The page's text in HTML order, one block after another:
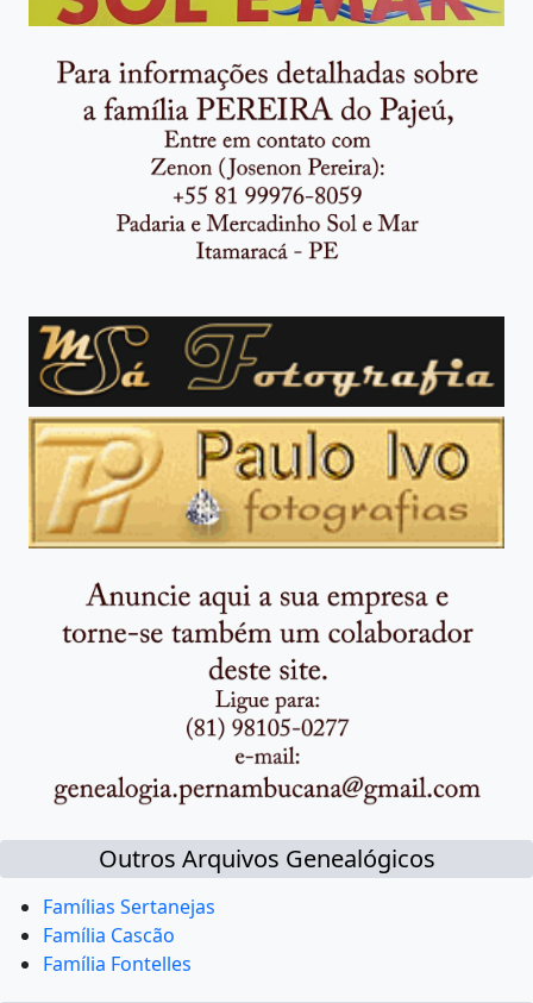
Outros Arquivos Genealógicos
Famílias Sertanejas
Família Cascão
Família Fontelles